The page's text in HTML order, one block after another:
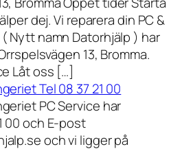
dej. Vi reparera din PC &
( Nytt namn Datorhjälp ) har
13, Bromma.
Låt oss […]
Tel 08 37 21 00
PC Service har
00 och E-post
och vi ligger på